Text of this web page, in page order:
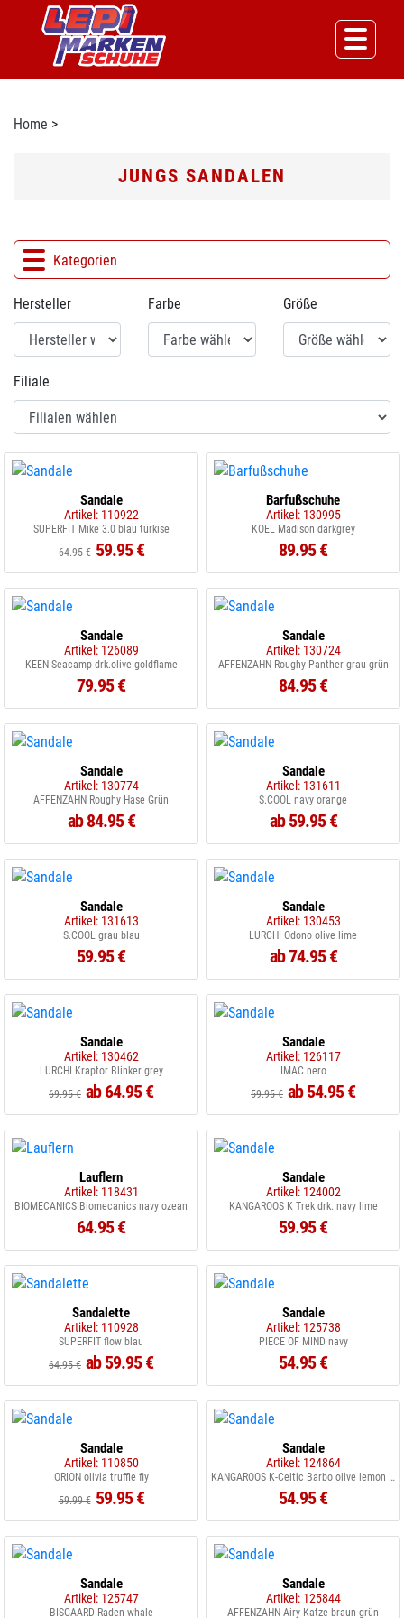
Home >
JUNGS SANDALEN
Kategorien
Hersteller Farbe Größe
Filiale
Sandale
Artikel: 110922
SUPERFIT Mike 3.0 blau türkise
64.95 € 59.95 €
Barfußschuhe
Artikel: 130995
KOEL Madison darkgrey
89.95 €
Sandale
Artikel: 126089
KEEN Seacamp drk.olive goldflame
79.95 €
Sandale
Artikel: 130724
AFFENZAHN Roughy Panther grau grün
84.95 €
Sandale
Artikel: 130774
AFFENZAHN Roughy Hase Grün
ab 84.95 €
Sandale
Artikel: 131611
S.COOL navy orange
ab 59.95 €
Sandale
Artikel: 131613
S.COOL grau blau
59.95 €
Sandale
Artikel: 130453
LURCHI Odono olive lime
ab 74.95 €
Sandale
Artikel: 130462
LURCHI Kraptor Blinker grey
69.95 € ab 64.95 €
Sandale
Artikel: 126117
IMAC nero
59.95 € ab 54.95 €
Lauflern
Artikel: 118431
BIOMECANICS Biomecanics navy ozean
64.95 €
Sandale
Artikel: 124002
KANGAROOS K Trek drk. navy lime
59.95 €
Sandalette
Artikel: 110928
SUPERFIT flow blau
64.95 € ab 59.95 €
Sandale
Artikel: 125738
PIECE OF MIND navy
54.95 €
Sandale
Artikel: 110850
ORION olivia truffle fly
59.99 € 59.95 €
Sandale
Artikel: 124864
KANGAROOS K-Celtic Barbo olive lemon chrom
54.95 €
Sandale
Artikel: 125747
BISGAARD Raden whale
Sandale
Artikel: 125844
AFFENZAHN Airy Katze braun grün